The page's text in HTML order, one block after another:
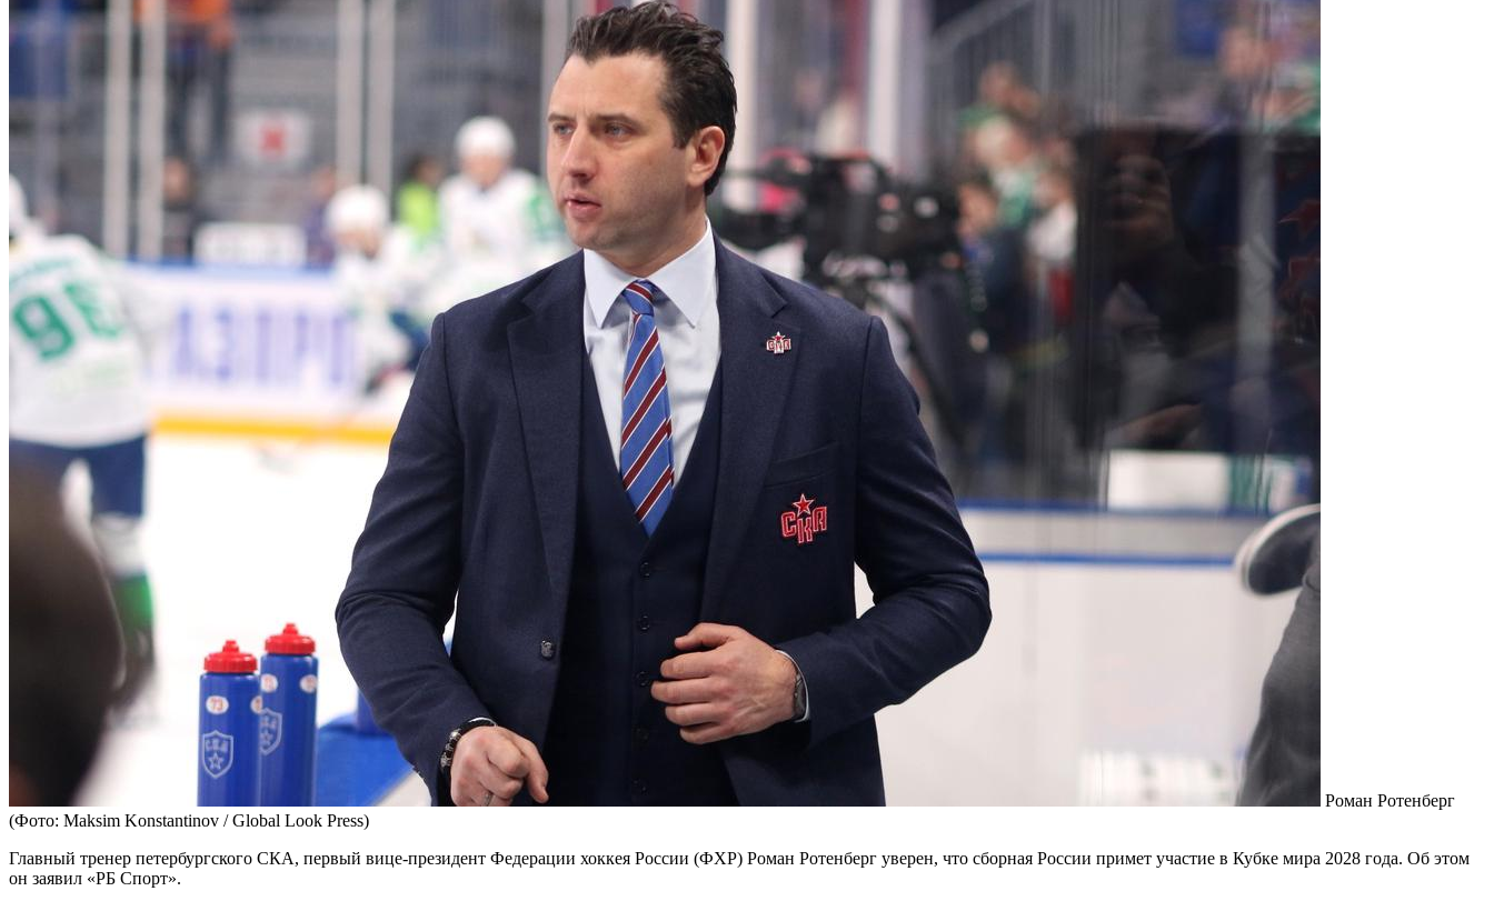
Роман Ротенберг
(Фото: Maksim Konstantinov / Global Look Press)
Главный тренер петербургского СКА, первый вице-президент Федерации хоккея России (ФХР) Роман Ротенберг уверен, что сборная России примет участие в Кубке мира 2028 года. Об этом
он заявил «РБ Спорт».